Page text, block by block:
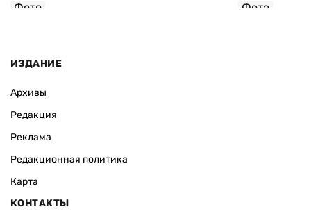
Фото
Фото
ИЗДАНИЕ
Архивы
Редакция
Реклама
Редакционная политика
Карта
КОНТАКТЫ